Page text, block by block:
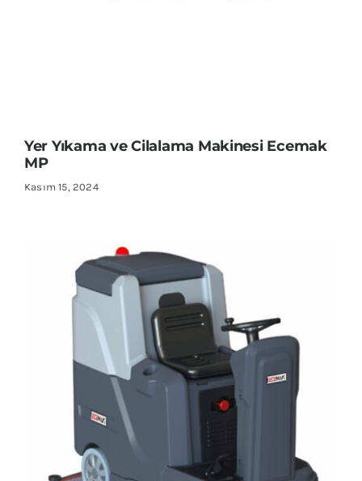
Yer Yıkama ve Cilalama Makinesi Ecemak
MP
Kasım 15, 2024